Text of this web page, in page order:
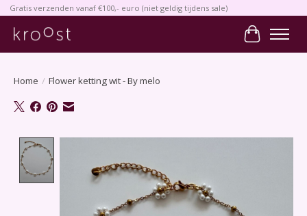
Gratis verzenden vanaf €100,- euro (niet geldig tijdens sale)
Home / Flower ketting wit - By melo